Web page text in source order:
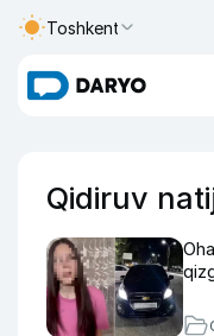
Toshkent
Qidiruv